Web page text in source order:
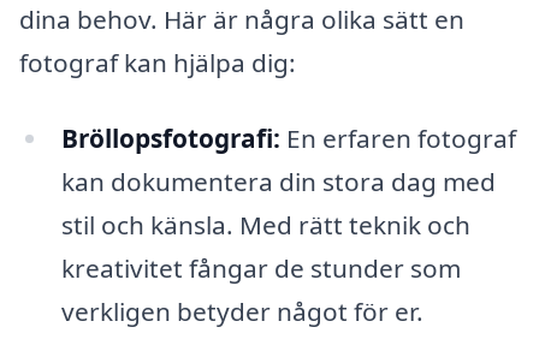
dina behov. Här är några olika sätt en
fotograf kan hjälpa dig:
Bröllopsfotografi: En erfaren fotograf
kan dokumentera din stora dag med
stil och känsla. Med rätt teknik och
kreativitet fångar de stunder som
verkligen betyder något för er.